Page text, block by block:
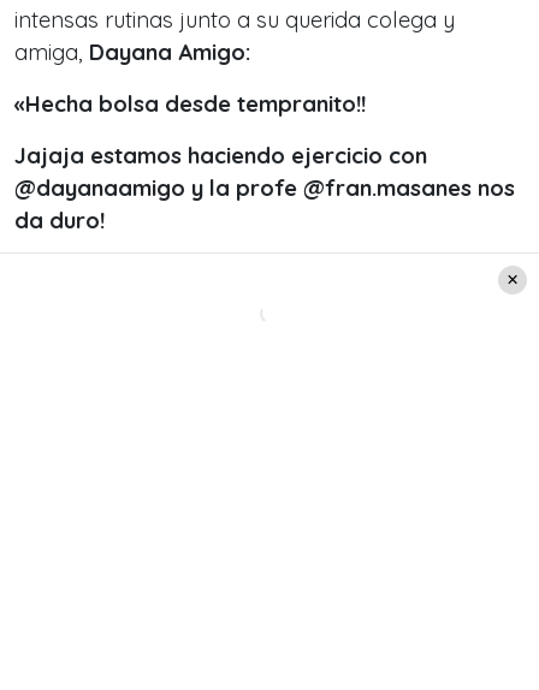
intensas rutinas junto a su querida colega y
amiga, Dayana Amigo:
«Hecha bolsa desde tempranito!!
Jajaja estamos haciendo ejercicio con
@dayanaamigo y la profe @fran.masanes nos
da duro!